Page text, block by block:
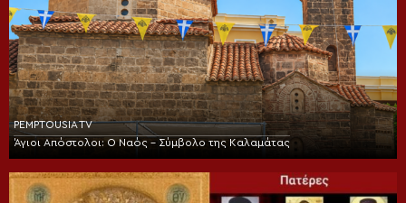
PEMPTOUSIA TV
Άγιοι Απόστολοι: Ο Ναός – Σύμβολο της Καλαμάτας